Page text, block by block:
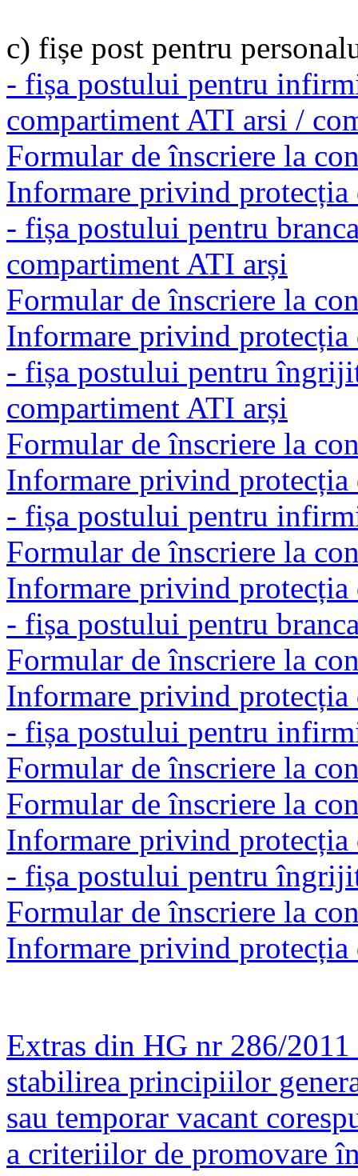
c) fișe post pentru
- fișa postului pentru
compartiment ATI arsi /
Formular de înscriere la
Informare privind protecția
- fișa postului pentru
compartiment ATI arși
Formular de înscriere la
Informare privind protecția
- fișa postului pentru
compartiment ATI arși
Formular de înscriere la
Informare privind protecția
- fișa postului pentru
Formular de înscriere la
Informare privind protecția
- fișa postului pentru
Formular de înscriere la
Informare privind protecția
- fișa postului pentru
Formular de înscriere la
Formular de înscriere la
Informare privind protecția
- fișa postului pentru
Formular de înscriere la
Informare privind protecția
Extras din HG nr 286/
stabilirea principiilor
sau temporar vacant
a criteriilor de promovare